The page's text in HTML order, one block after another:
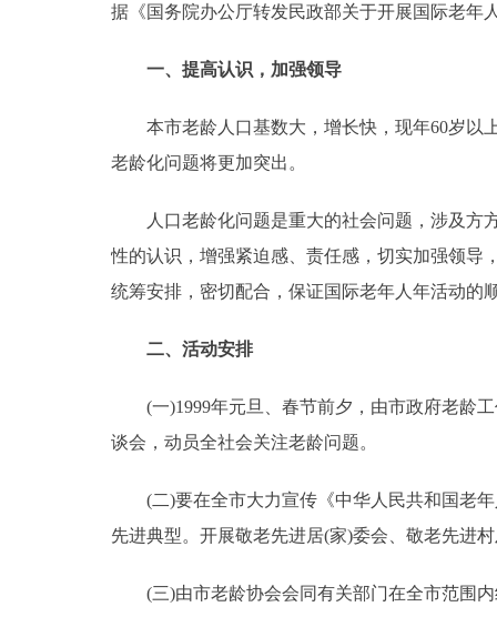
北京概况
绿色北京
多语种
DEUTSCH
ITALIANO
据《国务院办公厅转发民政部关于开展国际老年
一、提高认识，加强领导
本市老龄人口基数大，增长快，现年60岁以上
老龄化问题将更加突出。
人口老龄化问题是重大的社会问题，涉及方方
性的认识，增强紧迫感、责任感，切实加强领导
统筹安排，密切配合，保证国际老年人年活动的
二、活动安排
(一)1999年元旦、春节前夕，由市政府老龄工
谈会，动员全社会关注老龄问题。
(二)要在全市大力宣传《中华人民共和国老年
先进典型。开展敬老先进居(家)委会、敬老先进
(三)由市老龄协会会同有关部门在全市范围内